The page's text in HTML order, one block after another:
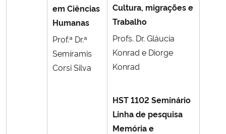
em Ciências
Humanas
Prof.ª Dr.ª
Semíramis
Corsi Silva
Cultura, migrações e
Trabalho
Profs. Dr. Gláucia
Konrad e Diorge
Konrad
HST 1102 Seminário
Linha de pesquisa
Memória e